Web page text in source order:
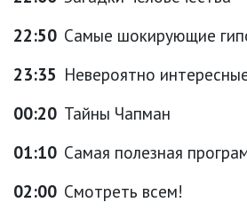
22:50 Самые шокирующие
23:35 Невероятно
00:20 Тайны Чапман
01:10 Самая полезная
02:00 Смотреть всем!